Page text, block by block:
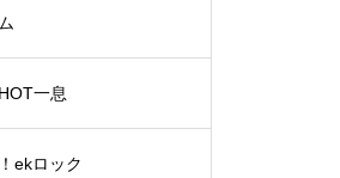
一息
ekロック